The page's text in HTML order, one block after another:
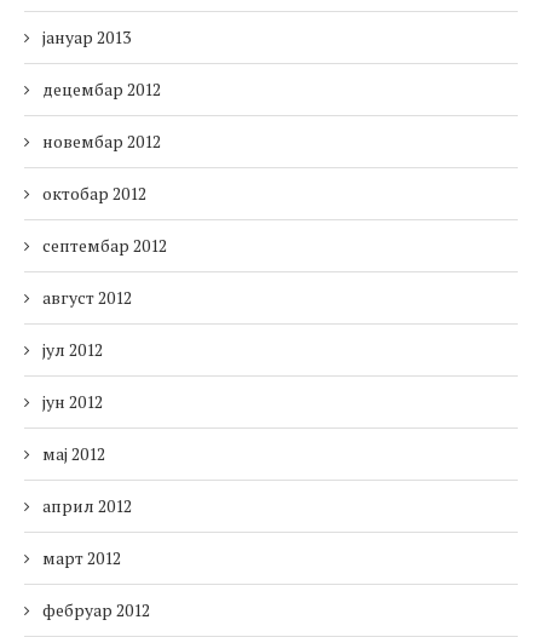
јануар 2013
децембар 2012
новембар 2012
октобар 2012
септембар 2012
август 2012
јул 2012
јун 2012
мај 2012
април 2012
март 2012
фебруар 2012